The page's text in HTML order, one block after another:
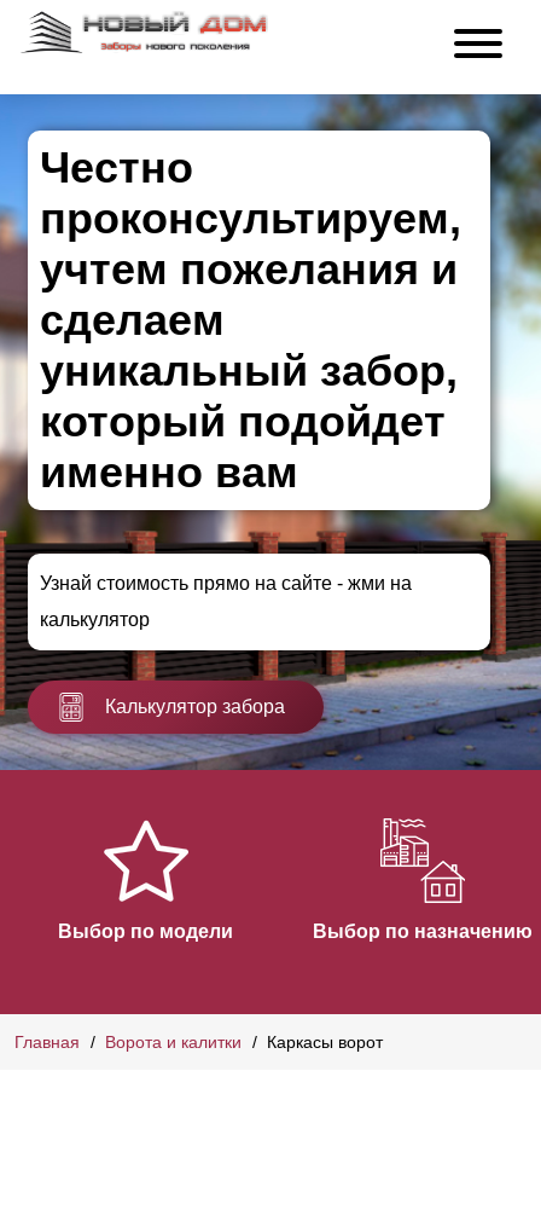
Честно
проконсультируем,
учтем пожелания и
сделаем
уникальный забор,
который подойдет
именно вам
Узнай стоимость прямо на сайте - жми на
калькулятор
Калькулятор забора
Выбор по модели Выбор по назначению
Главная Ворота и калитки Каркасы ворот